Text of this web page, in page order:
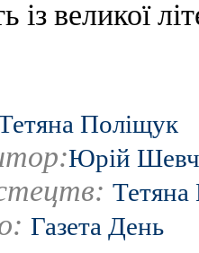
із великої
Поліщук
Юрій
Газета День